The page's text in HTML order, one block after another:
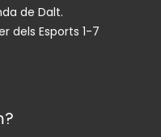
de Dalt.
dels Esports 1-7